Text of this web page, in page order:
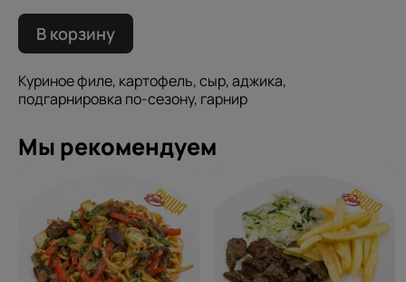
В корзину
Куриное филе, картофель, сыр, аджика,
подгарнировка по-сезону, гарнир
Мы рекомендуем